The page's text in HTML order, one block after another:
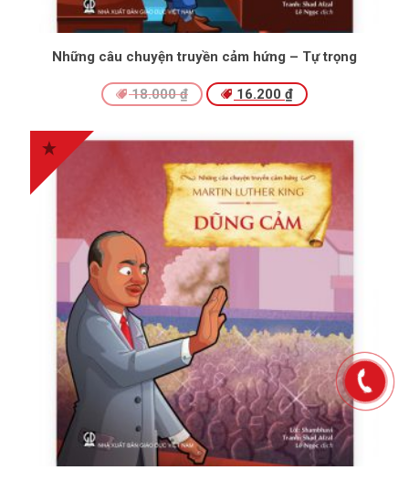
Những câu chuyện truyền cảm hứng – Tự trọng
18.000₫ 16.200 ₫